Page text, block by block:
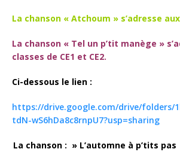
La chanson « Atchoum » s’adresse
La chanson « Tel un p’tit manège »
classes de CE1 et CE2.
Ci-dessous le lien :
https://drive.google.com/drive/folders/
tdN-wS6hDa8c8rnpU7?usp=sharing
La chanson : » L’automne à p’tits